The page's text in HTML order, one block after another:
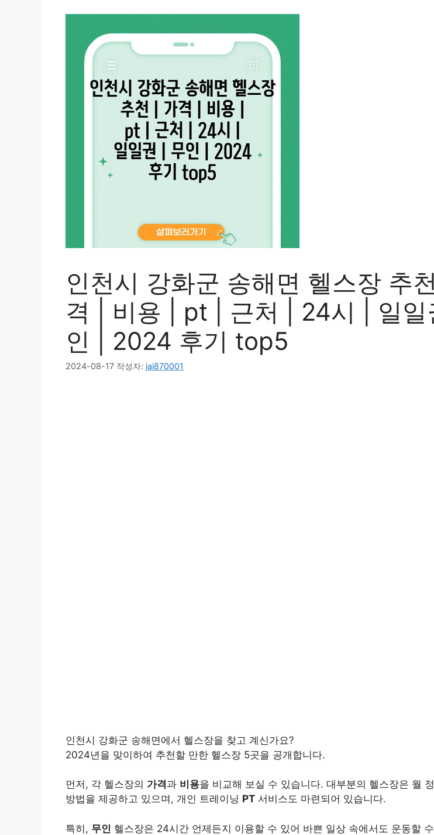
인천시 강화군 송해면 헬스장 추
격 | 비용 | pt | 근처 | 24시 | 일일
인 | 2024 후기 top5
2024-08-17 작성자: jai870001
인천시 강화군 송해면에서 헬스장을 찾고 계신가요?
2024년을 맞이하여 추천할 만한 헬스장 5곳을 공개합니다.
먼저, 각 헬스장의 가격과 비용을 비교해 보실 수 있습니다. 대부분의 헬스장은 월
방법을 제공하고 있으며, 개인 트레이닝 PT 서비스도 마련되어 있습니다.
특히, 무인 헬스장은 24시간 언제든지 이용할 수 있어 바쁜 일상 속에서도 운동할